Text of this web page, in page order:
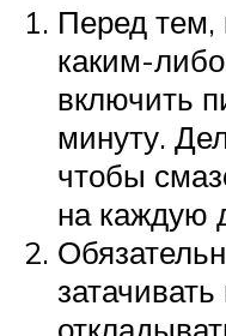
Перед тем,
каким-
включить
минуту.
чтобы
на каждую